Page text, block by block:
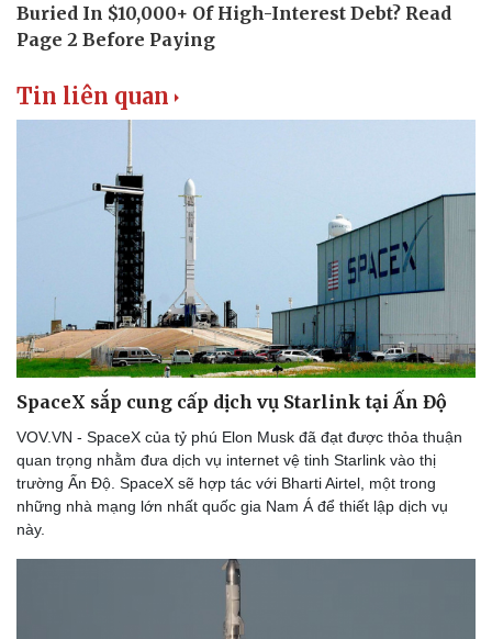
Thể thao
Bóng đá
Lịch thi đấu bóng đá
Thế giới thể thao
Ô tô - Xe máy
Ô tô
Tư vấn
Tin liên quan
SpaceX sắp cung cấp dịch vụ Starlink tại Ấn Độ
VOV.VN - SpaceX của tỷ phú Elon Musk đã đạt được thỏa thuận
quan trọng nhằm đưa dịch vụ internet vệ tinh Starlink vào thị
trường Ấn Độ. SpaceX sẽ hợp tác với Bharti Airtel, một trong
những nhà mạng lớn nhất quốc gia Nam Á để thiết lập dịch vụ
này.